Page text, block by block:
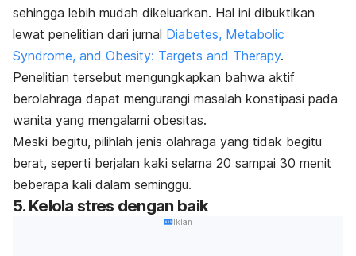
sehingga lebih mudah dikeluarkan. Hal ini dibuktikan
lewat penelitian dari jurnal Diabetes, Metabolic
Syndrome, and Obesity: Targets and Therapy.
Penelitian tersebut mengungkapkan bahwa aktif
berolahraga dapat mengurangi masalah konstipasi pada
wanita yang mengalami obesitas.
Meski begitu, pilihlah jenis olahraga yang tidak begitu
berat, seperti berjalan kaki selama 20 sampai 30 menit
beberapa kali dalam seminggu.
5. Kelola stres dengan baik
Iklan